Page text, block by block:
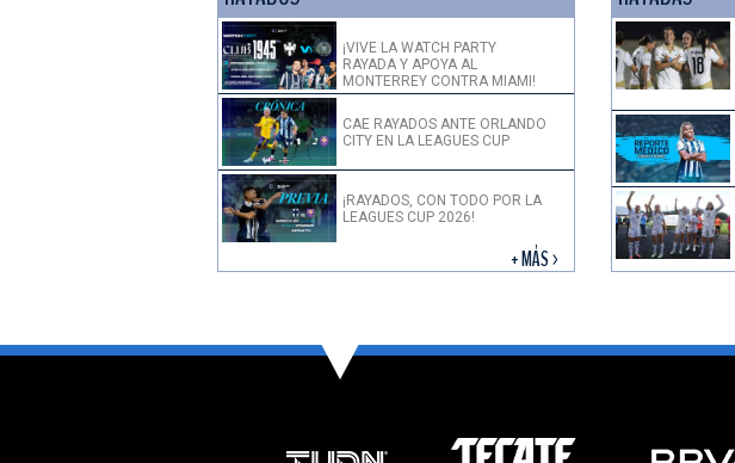
¡VIVE LA WATCH PARTY
RAYADA Y APOYA AL
MONTERREY CONTRA MIAMI!
CAE RAYADOS ANTE ORLANDO
CITY EN LA LEAGUES CUP
¡RAYADOS, CON TODO POR LA
LEAGUES CUP 2026!
+ MÁS >